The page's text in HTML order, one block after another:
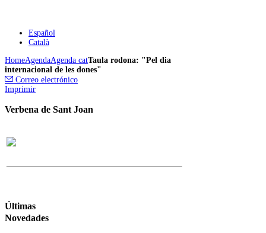
Español
Català
HomeAgendaAgenda catTaula rodona: "Pel dia
internacional de les dones"
Correo electrónico
Imprimir
Verbena de Sant Joan
Últimas
Novedades